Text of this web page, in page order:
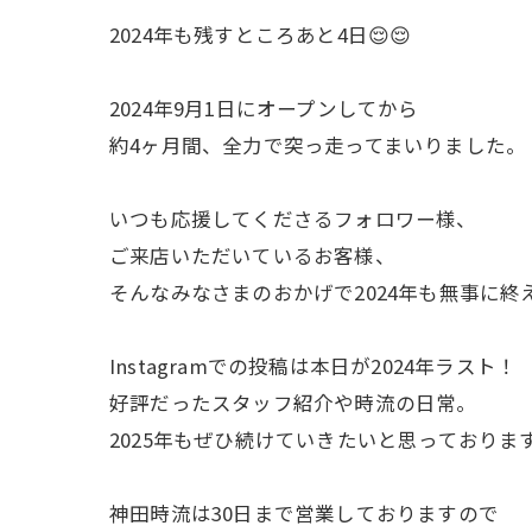
2024年も残すところあと4日😌😌
2024年9月1日にオープンしてから
約4ヶ月間、全力で突っ走ってまいりました。
いつも応援してくださるフォロワー様、
ご来店いただいているお客様、
そんなみなさまのおかげで2024年も無事に終
Instagramでの投稿は本日が2024年ラスト！
好評だったスタッフ紹介や時流の日常。
2025年もぜひ続けていきたいと思っておりま
神田時流は30日まで営業しておりますので